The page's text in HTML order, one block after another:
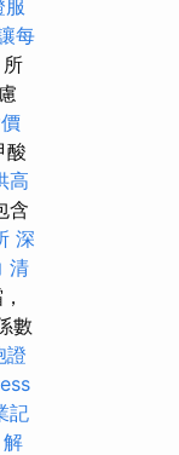
每
酸
高
含
深
清
數
證
記